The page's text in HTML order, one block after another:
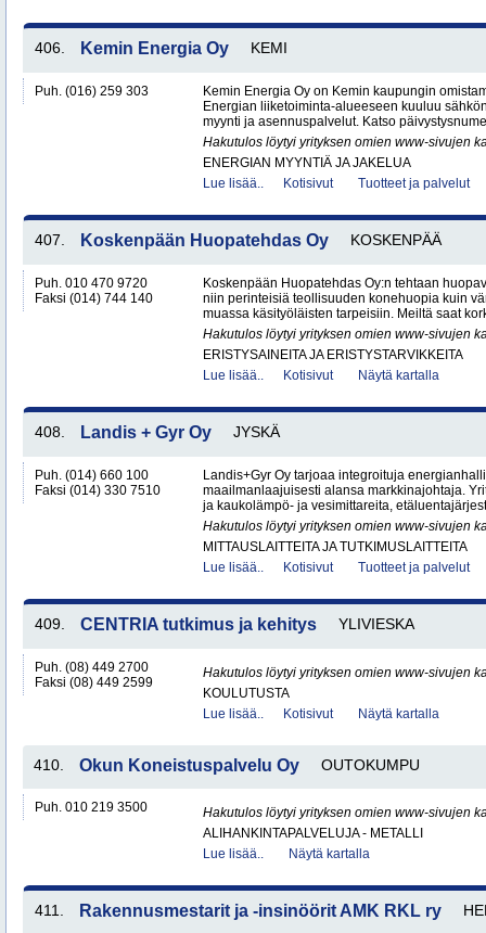
406. Kemin Energia Oy KEMI
Puh. (016) 259 303
Kemin Energia Oy on Kemin kaupungin
Energian liiketoiminta-alueeseen kuuluu
myynti ja asennuspalvelut. Katso
Hakutulos löytyi yrityksen omien www-sivujen
ENERGIAN MYYNTIÄ JA JAKELUA
Lue lisää..
Kotisivut Tuotteet ja palvelut
407. Koskenpään Huopatehdas Oy KOSKENPÄÄ
Puh. 010 470 9720
Faksi (014) 744 140
Koskenpään Huopatehdas Oy:n tehtaan
niin perinteisiä teollisuuden konehuopia kuin
muassa käsityöläisten tarpeisiin. Meiltä saat
Hakutulos löytyi yrityksen omien www-sivujen
ERISTYSAINEITA JA ERISTYSTARVIKKEITA
Lue lisää..
Kotisivut Näytä kartalla
408. Landis + Gyr Oy JYSKÄ
Puh. (014) 660 100
Faksi (014) 330 7510
Landis+Gyr Oy tarjoaa integroituja
maailmanlaajuisesti alansa markkinajohtaja.
ja kaukolämpö- ja vesimittareita,
Hakutulos löytyi yrityksen omien www-sivujen
MITTAUSLAITTEITA JA TUTKIMUSLAITTEITA
Lue lisää..
Kotisivut Tuotteet ja palvelut
409. CENTRIA tutkimus ja kehitys YLIVIESKA
Puh. (08) 449 2700
Faksi (08) 449 2599
Hakutulos löytyi yrityksen omien www-sivujen
KOULUTUSTA
Lue lisää..
Kotisivut Näytä kartalla
410. Okun Koneistuspalvelu Oy OUTOKUMPU
Puh. 010 219 3500
Hakutulos löytyi yrityksen omien www-sivujen
ALIHANKINTAPALVELUJA - METALLI
Lue lisää..
Näytä kartalla
411. Rakennusmestarit ja -insinöörit AMK RKL ry